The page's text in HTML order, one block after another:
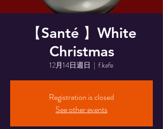
【Santé 】White
Christmas
12月14日週日
  |
f.kafe
Registration is closed
See other events